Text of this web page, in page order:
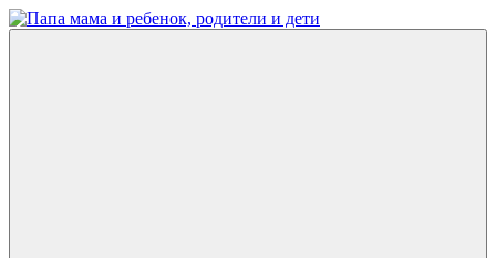
Перейти
к